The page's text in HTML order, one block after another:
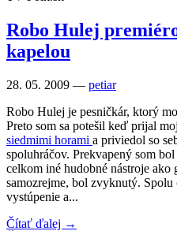
Robo Hulej
kapelou
28. 05. 2009 — petiar
Robo Hulej je pesničkár, ktorý
Preto som sa potešil keď prijal
siedmimi horami a priviedol so
spoluhráčov. Prekvapený som
celkom iné hudobné nástroje ako
samozrejme, bol zvyknutý.
vystúpenie a...
Čítať ďalej →